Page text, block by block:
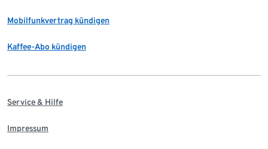
Mobilfunkvertrag kündigen
Kaffee-Abo kündigen
Service & Hilfe
Impressum